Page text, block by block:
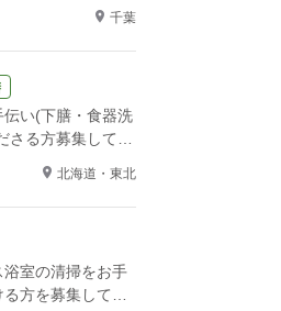
千葉
伝い(下膳・食器洗
さる方募集してい
北海道・東北
室の清掃をお手
方を募集してい